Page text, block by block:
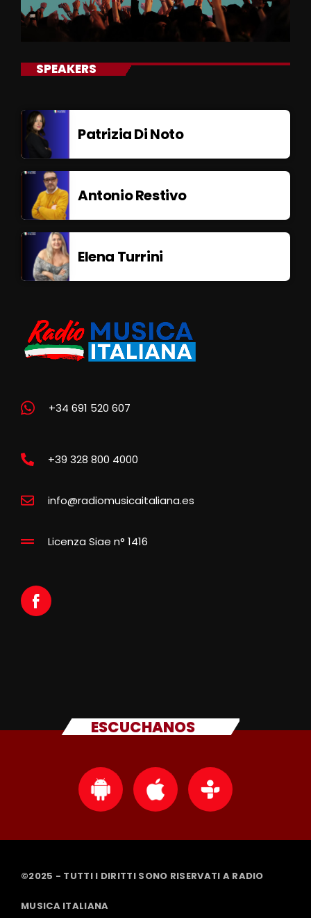
SPEAKERS
Patrizia Di Noto
Antonio Restivo
Elena Turrini
+34 691 520 607
+39 328 800 4000
info@radiomusicaitaliana.es
Licenza Siae n° 1416
ESCUCHANOS
©2025 - TUTTI I DIRITTI SONO RISERVATI A RADIO
MUSICA ITALIANA